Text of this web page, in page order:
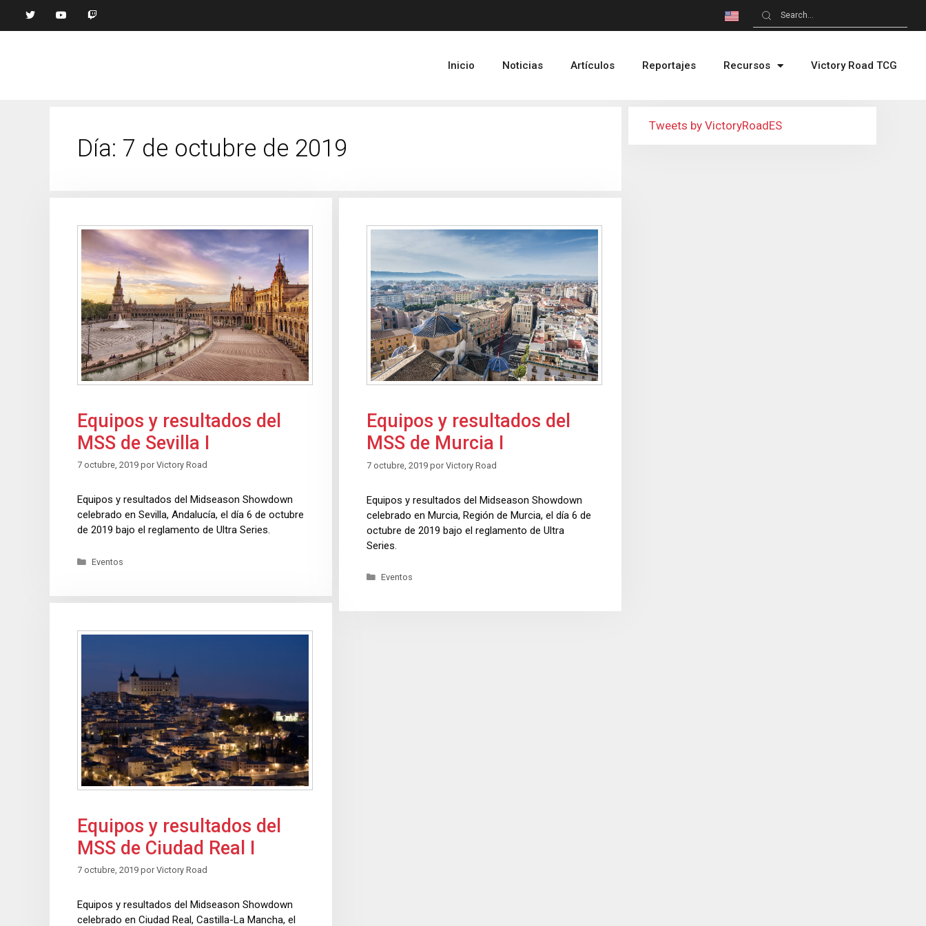
Inicio Noticias Artículos Reportajes Recursos Victory Road TCG
Día: 7 de octubre de 2019
Equipos y resultados del
MSS de Sevilla I
7 octubre, 2019 por Victory Road
Equipos y resultados del Midseason Showdown
celebrado en Sevilla, Andalucía, el día 6 de octubre
de 2019 bajo el reglamento de Ultra Series.
Eventos
Equipos y resultados del
MSS de Murcia I
7 octubre, 2019 por Victory Road
Equipos y resultados del Midseason Showdown
celebrado en Murcia, Región de Murcia, el día 6 de
octubre de 2019 bajo el reglamento de Ultra
Series.
Eventos
Equipos y resultados del
MSS de Ciudad Real I
7 octubre, 2019 por Victory Road
Equipos y resultados del Midseason Showdown
celebrado en Ciudad Real, Castilla-La Mancha, el
Tweets by VictoryRoadES